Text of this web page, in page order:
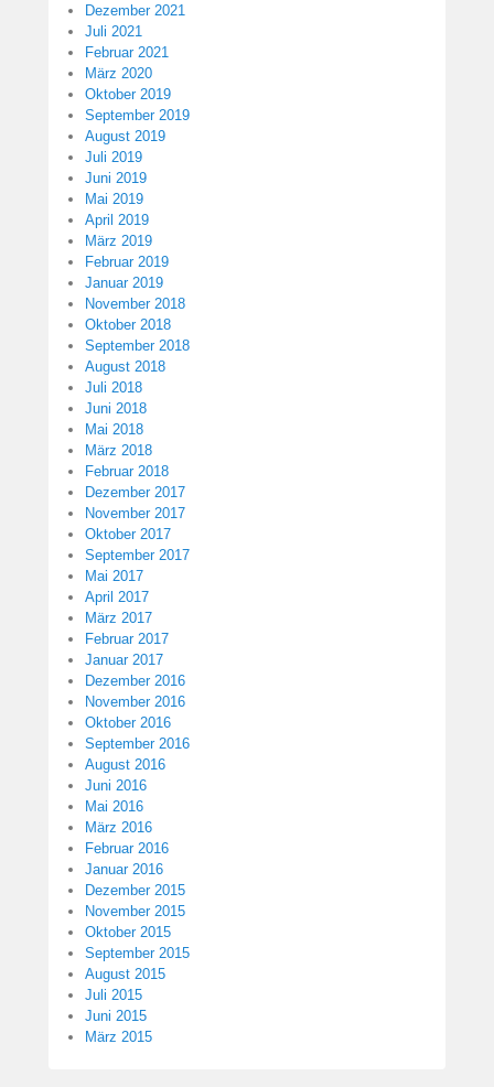
Dezember 2021
Juli 2021
Februar 2021
März 2020
Oktober 2019
September 2019
August 2019
Juli 2019
Juni 2019
Mai 2019
April 2019
März 2019
Februar 2019
Januar 2019
November 2018
Oktober 2018
September 2018
August 2018
Juli 2018
Juni 2018
Mai 2018
März 2018
Februar 2018
Dezember 2017
November 2017
Oktober 2017
September 2017
Mai 2017
April 2017
März 2017
Februar 2017
Januar 2017
Dezember 2016
November 2016
Oktober 2016
September 2016
August 2016
Juni 2016
Mai 2016
März 2016
Februar 2016
Januar 2016
Dezember 2015
November 2015
Oktober 2015
September 2015
August 2015
Juli 2015
Juni 2015
März 2015